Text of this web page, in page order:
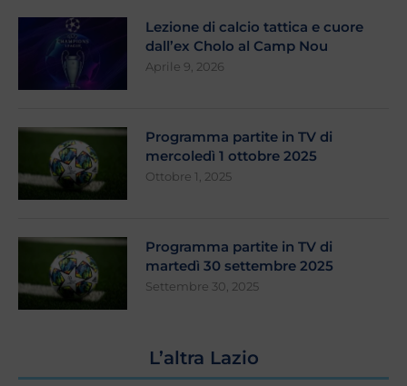
Lezione di calcio tattica e cuore
dall’ex Cholo al Camp Nou
Aprile 9, 2026
Programma partite in TV di
mercoledì 1 ottobre 2025
Ottobre 1, 2025
Programma partite in TV di
martedì 30 settembre 2025
Settembre 30, 2025
L’altra Lazio